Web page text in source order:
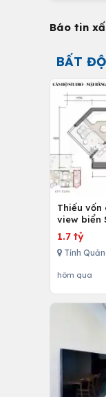
Báo tin
BẤT
Thiếu vốn
view biển
1.7 tỷ
Tỉnh
hôm qua